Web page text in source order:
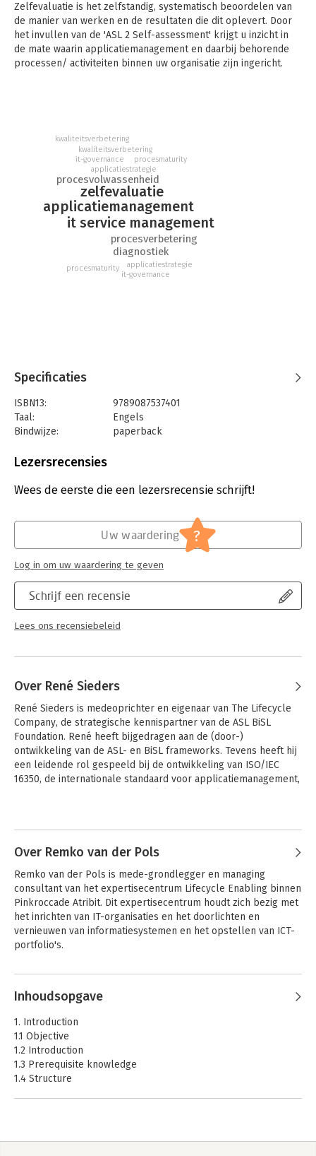
Zelfevaluatie is het zelfstandig, systematisch beoordelen van
de manier van werken en de resultaten die dit oplevert. Door
het invullen van de 'ASL 2 Self-assessment' krijgt u inzicht in
de mate waarin applicatiemanagement en daarbij behorende
processen/ activiteiten binnen uw organisatie zijn ingericht.
voor de (continuïteit en kwaliteit) van de dienstverlening. Aan
de hand van de resultaten kunnen vervolgens gericht acties
worden uitgezet ter verbetering.
applicatiemanagement
zelfevaluatie
it service management
procesvolwassenheid
procesverbetering
diagnostiek
applicatiestrategie
it-governance
kwaliteitsverbetering
procesmaturity
applicatiestrategie
it-governance
kwaliteitsverbetering
procesmaturity
Specificaties
ISBN13:
9789087537401
Taal:
Engels
Bindwijze:
paperback
Uitgever:
Verschijningsdatum:
5-11-2018
IT-management / ICT
Best Practice Guides
Lezersrecensies
Wees de eerste die een lezersrecensie schrijft!
Schrijf een recensie
Lees ons recensiebeleid
Uw waardering ?
Log in om uw waardering te geven
Over René Sieders
René Sieders is medeoprichter en eigenaar van The Lifecycle
Company, de strategische kennispartner van de ASL BiSL
Foundation. René heeft bijgedragen aan de (door-)
ontwikkeling van de ASL- en BiSL frameworks. Tevens heeft hij
een leidende rol gespeeld bij de ontwikkeling van ISO/IEC
16350, de internationale standaard voor applicatiemanagement,
BiSL – Een
Framework voor
business
Over Remko van der Pols
Remko van der Pols is mede-grondlegger en managing
consultant van het expertisecentrum Lifecycle Enabling binnen
Pinkroccade Atribit. Dit expertisecentrum houdt zich bezig met
het inrichten van IT-organisaties en het doorlichten en
vernieuwen van informatiesystemen en het opstellen van ICT-
portfolio's.
Remko van der Pols heeft het ASL-framework in hoge mate
gepubliceerd in onder meer informatie en het IT-beheer
jaarboek over functioneel en applicatiebeheer en
informatieplanning.
Andere boeken door Remko van der
Pols
Inhoudsopgave
1. Introduction
1.1 Objective
1.2 Introduction
1.3 Prerequisite knowledge
1.4 Structure